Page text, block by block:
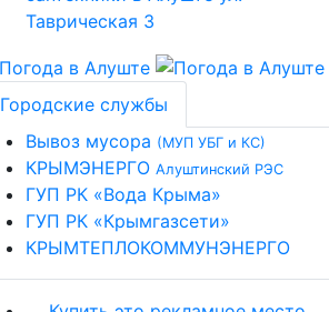
Городские службы
Вывоз мусора (МУП УБГ и КС)
КРЫМЭНЕРГО Алуштинский РЭС
ГУП РК «Вода Крыма»
ГУП РК «Крымгазсети»
КРЫМТЕПЛОКОММУНЭНЕРГО